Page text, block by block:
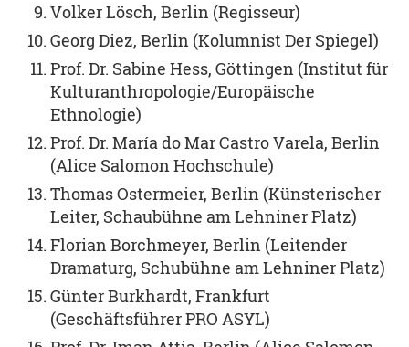
Volker Lösch, Berlin (Regisseur)
Georg Diez, Berlin (Kolumnist Der Spiegel)
Prof. Dr. Sabine Hess, Göttingen (Institut für
Kulturanthropologie/Europäische
Ethnologie)
Prof. Dr. María do Mar Castro Varela, Berlin
(Alice Salomon Hochschule)
Thomas Ostermeier, Berlin (Künsterischer
Leiter, Schaubühne am Lehniner Platz)
Florian Borchmeyer, Berlin (Leitender
Dramaturg, Schubühne am Lehniner Platz)
Günter Burkhardt, Frankfurt
(Geschäftsführer PRO ASYL)